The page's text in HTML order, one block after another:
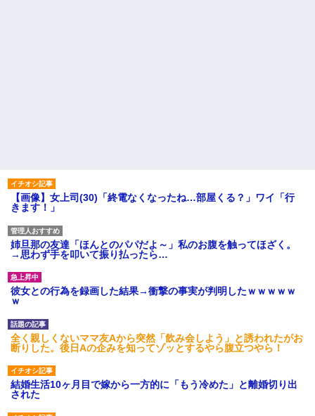
【画像】女上司(30)「終電なくなったね…部屋くる？」ワイ「行
きます！」
姉旦那の友達「ほんとのパパだよ～」私のお腹を触ってほざく。
→思わず手を叩いて振り払ったら…
彼女との行為を録画した結果→衝撃の事実が判明したｗｗｗｗｗ
ｗ
全く親しくないママ友Aから突然「飲み会しよう」と誘われたがお
断りした。後日Aの企みを知ってゾッとするやら腹立つやら！
結婚生活10ヶ月目で嫁から一方的に「もう冷めた」と離婚切り出
された